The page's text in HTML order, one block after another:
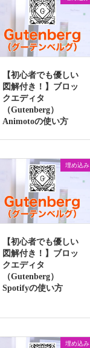
【初心者でも優しい
図解付き！】ブロッ
クエディタ
（Gutenberg）
Animotoの使い方
埋め込み
【初心者でも優しい
図解付き！】ブロッ
クエディタ
（Gutenberg）
Spotifyの使い方
埋め込み